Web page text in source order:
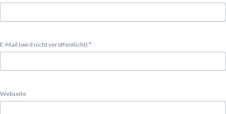
Pflichtfeld
E-Mail (wird nicht veröffentlicht) *
Webseite